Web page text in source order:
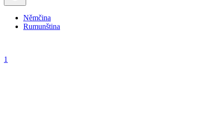
Němčina
Rumunština
1